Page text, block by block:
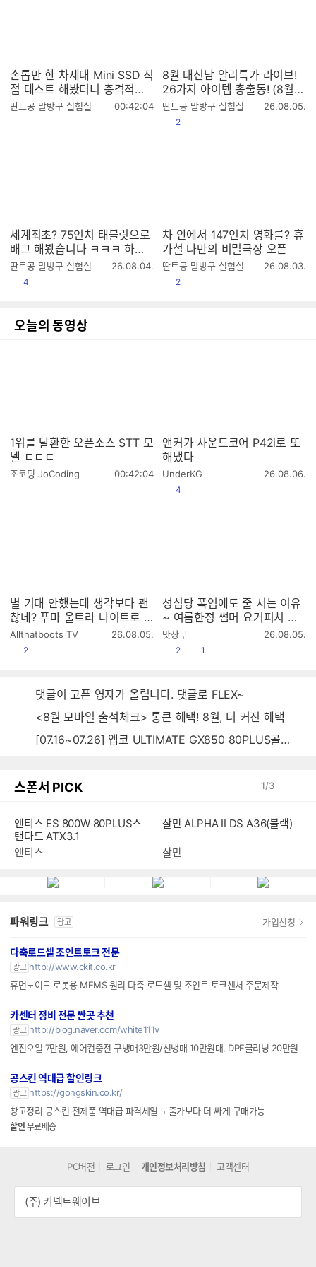
손톱만 한 차세대 Mini SSD 직
접 테스트 해봤더니 충격적인
결과
딴트공 말방구 실험실
작
00:42:04
8월 대신남 알리특가 라이브!
26가지 아이템 총출동! (8월9
일 저녁11시)
딴트공 말방구 실험실
작
26.08.05.
공감
2
세계최초? 75인치 태블릿으로
배그 해봤습니다 ㅋㅋㅋ 하이
크비전 원더허브 AI
딴트공 말방구 실험실
작
26.08.04.
공감
4
차 안에서 147인치 영화를? 휴
가철 나만의 비밀극장 오픈
딴트공 말방구 실험실
작
26.08.03.
공감
2
오늘의 동영상
1위를 탈환한 오픈소스 STT 모
델 ㄷㄷㄷ
조코딩 JoCoding
작
00:42:04
앤커가 사운드코어 P42i로 또
해냈다
UnderKG
작
26.08.06.
공감
4
별 기대 안했는데 생각보다 괜
찮네? 푸마 울트라 나이트로 7
얼티메이트 MG 실착 리뷰
Allthatboots TV
작
26.08.05.
공감
2
성심당 폭염에도 줄 서는 이유
~ 여름한정 썸머 요거피치 리
뷰
맛상무
작
26.08.05.
공감
2 1
댓글이 고픈 영자가 올립니다. 댓글로 FLEX~
<8월 모바일 출석체크> 통큰 혜택! 8월, 더 커진 혜택
[07.16~07.26] 앱코 ULTIMATE GX850 80PLUS골드 풀모듈러 ATX3.0 블랙
스폰서 PICK 1/3
엔티스 ES 800W 80PLUS스
탠다드 ATX3.1
엔티스
잘만 ALPHA II DS A36(블랙)
잘만
파워링크 광고 가입신청
다축로드셀 조인트토크 전문
광고 http://www.ckit.co.kr
휴먼노이드 로봇용 MEMS 원리 다축 로드셀 및 조인트 토크센서 주문제작
카센터 정비 전문 싼곳 추천
광고 http://blog.naver.com/white111v
엔진오일 7만원, 에어컨충전 구냉매3만원/신냉매 10만원대, DPF클리닝 20만원
공스킨 역대급 할인링크
광고 https://gongskin.co.kr/
창고정리 공스킨 전제품 역대급 파격세일 노출가보다 더 싸게 구매가능
할인 무료배송
PC버전 로그인 개인정보처리방침 고객센터
(주) 커넥트웨이브